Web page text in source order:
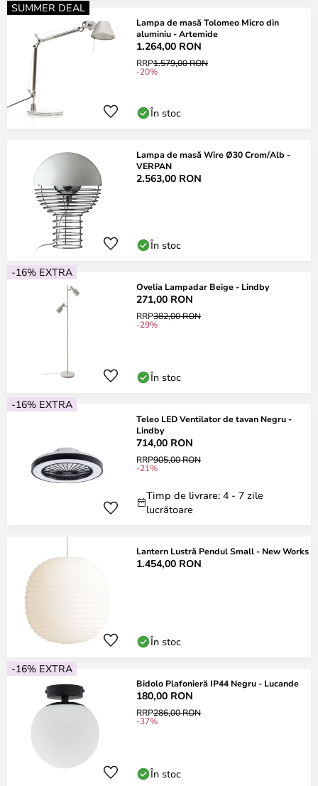
SUMMER DEAL
Lampa de masă Tolomeo Micro din
aluminiu - Artemide
1.264,00 RON
RRP1.579,00 RON
-20%
În stoc
Lampa de masă Wire Ø30 Crom/Alb -
VERPAN
2.563,00 RON
În stoc
-16% EXTRA
Ovelia Lampadar Beige - Lindby
271,00 RON
RRP382,00 RON
-29%
În stoc
-16% EXTRA
Teleo LED Ventilator de tavan Negru -
Lindby
714,00 RON
RRP905,00 RON
-21%
Timp de livrare: 4 - 7 zile
lucrătoare
Lantern Lustră Pendul Small - New Works
1.454,00 RON
În stoc
-16% EXTRA
Bidolo Plafonieră IP44 Negru - Lucande
180,00 RON
RRP286,00 RON
-37%
În stoc